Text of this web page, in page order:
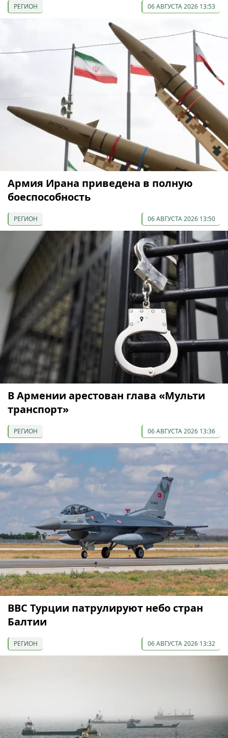
РЕГИОН 06 АВГУСТА 2026 13:53
Армия Ирана приведена в полную
боеспособность
РЕГИОН 06 АВГУСТА 2026 13:50
В Армении арестован глава «Мульти
транспорт»
РЕГИОН 06 АВГУСТА 2026 13:36
ВВС Турции патрулируют небо стран
Балтии
РЕГИОН 06 АВГУСТА 2026 13:32